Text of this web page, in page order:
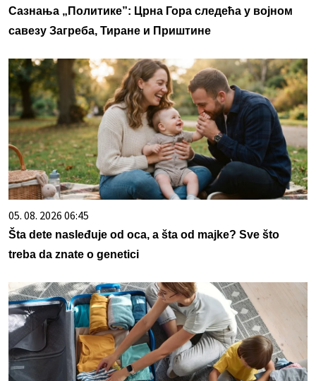
Сазнања „Политике”: Црна Гора следећа у војном
савезу Загреба, Тиране и Приштине
05. 08. 2026 06:45
Šta dete nasleđuje od oca, a šta od majke? Sve što
treba da znate o genetici